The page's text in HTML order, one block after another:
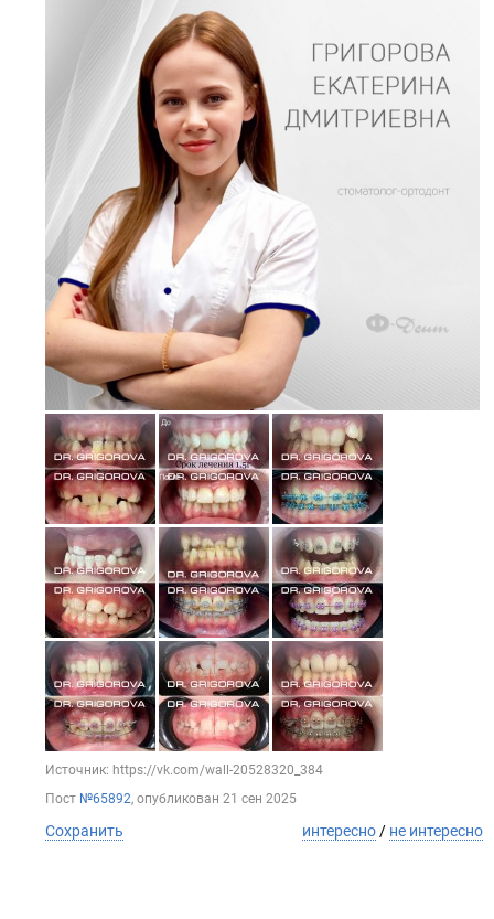
Источник: https://vk.com/wall-20528320_384
Пост №65892, опубликован 21 сен 2025
Сохранить интересно / не интересно